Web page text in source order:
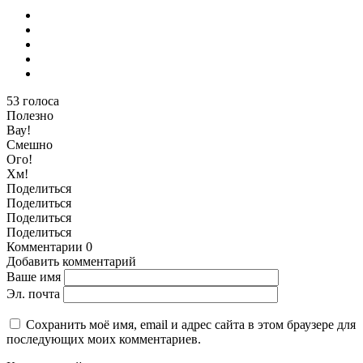
53 голоса
Полезно
Вау!
Смешно
Ого!
Хм!
Поделиться
Поделиться
Поделиться
Поделиться
Комментарии 0
Добавить комментарий
Ваше имя
Эл. почта
Сохранить моё имя, email и адрес сайта в этом браузере для
последующих моих комментариев.